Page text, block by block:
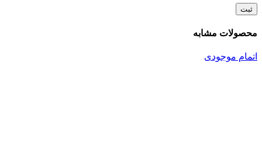
محصولات مشابه
اتمام موجودی